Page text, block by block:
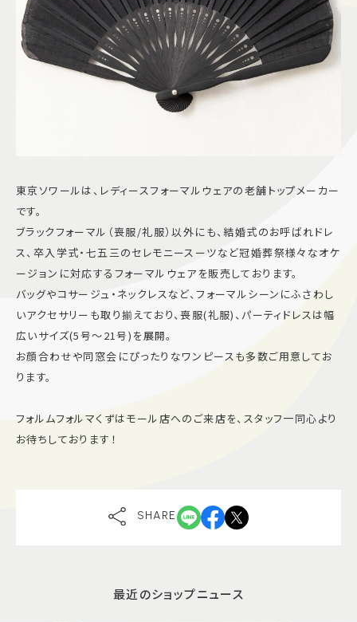
東京ソワールは、レディースフォーマルウェアの老舗トップメーカー
です。
ブラックフォーマル（喪服/礼服）以外にも、結婚式のお呼ばれドレ
ス、卒入学式・七五三のセレモニースーツなど冠婚葬祭様々なオケ
ージョンに対応するフォーマルウェアを販売しております。
バッグやコサージュ・ネックレスなど、フォーマルシーンにふさわし
いアクセサリーも取り揃えており、喪服(礼服)、パーティドレスは幅
広いサイズ(5号～21号)を展開。
お顔合わせや同窓会にぴったりなワンピースも多数ご用意してお
ります。
フォルムフォルマくずはモール店へのご来店を、スタッフ一同心より
お待ちしております！
SHARE
最近のショップニュース